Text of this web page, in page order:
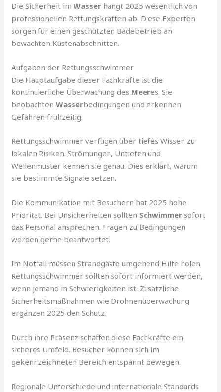
Die Sicherheit imWasser hängt 2025 wesentlich von
professionellen Rettungskräften ab. Diese Experten
sorgen für einen geschützten Badebetrieb an
bewachten Küstenabschnitten.
Aufgaben der Rettungsschwimmer
Die Hauptaufgabe dieser Fachkräfte ist die
kontinuierliche Überwachung des Meeres. Sie
beobachtenWasserbedingungen und erkennen
Gefahren frühzeitig.
Rettungsschwimmer verfügen über tiefes Wissen zu
lokalen Risiken. Strömungen, Untiefen und
Wellenmuster kennen sie genau. Dies erklärt, warum
sie bestimmte Signale setzen.
Die Kommunikation mit Besuchern hat 2025 hohe
Priorität. Bei Unsicherheiten sollten Schwimmer sofort
das Personal ansprechen. Fragen zu Bedingungen
werden gerne beantwortet.
Im Notfall müssen Strandgäste umgehend Hilfe holen.
Rettungsschwimmer sollten sofort informiert werden,
wenn jemand in Schwierigkeiten ist. Zusätzliche
Sicherheitsmaßnahmen wie Drohnenüberwachung
ergänzen 2025 den Schutz.
Durch ihre Präsenz schaffen diese Fachkräfte ein
sicheres Umfeld. Besucher können sich im
gekennzeichneten Bereich entspannt bewegen.
Regionale Unterschiede und internationale Standards